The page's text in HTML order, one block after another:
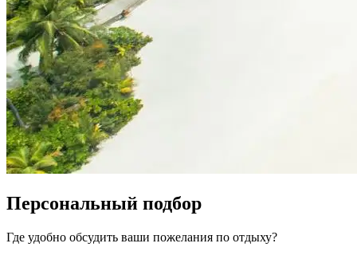
Персональный подбор
Где удобно обсудить ваши пожелания по отдыху?